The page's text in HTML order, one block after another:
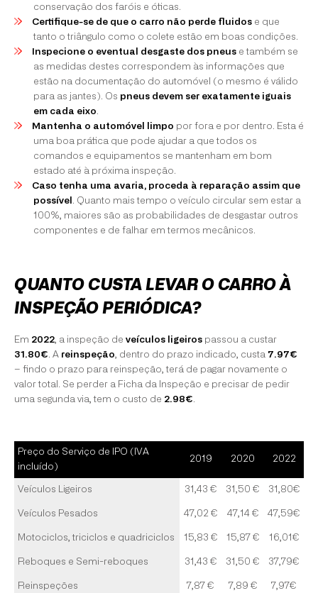
conservação dos faróis e óticas.
Certifique-se de que o carro não perde fluidos e que
tanto o triângulo como o colete estão em boas condições.
Inspecione o eventual desgaste dos pneus e também se
as medidas destes correspondem às informações que
estão na documentação do automóvel (o mesmo é válido
para as jantes). Os pneus devem ser exatamente iguais
em cada eixo.
Mantenha o automóvel limpo por fora e por dentro. Esta é
uma boa prática que pode ajudar a que todos os
comandos e equipamentos se mantenham em bom
estado até à próxima inspeção.
Caso tenha uma avaria, proceda à reparação assim que
possível . Quanto mais tempo o veículo circular sem estar a
100%, maiores são as probabilidades de desgastar outros
componentes e de falhar em termos mecânicos.
QUANTO CUSTA LEVAR O CARRO À
INSPEÇÃO PERIÓDICA?
Em 2022, a inspeção de veículos ligeiros passou a custar
31.80€. A reinspeção, dentro do prazo indicado, custa 7.97€
– findo o prazo para reinspeção, terá de pagar novamente o
valor total. Se perder a Ficha da Inspeção e precisar de pedir
uma segunda via, tem o custo de 2.98€.
Preço do Serviço de IPO (IVA
incluído)
2019 2020 2022
Veículos Ligeiros 31,43 € 31,50 € 31,80€
Veículos Pesados 47,02 € 47,14 € 47,59€
Motociclos, triciclos e quadriciclos 15,83 € 15,87 € 16,01€
Reboques e Semi-reboques 31,43 € 31,50 € 37,79€
Reinspeções 7,87 € 7,89 € 7,97€